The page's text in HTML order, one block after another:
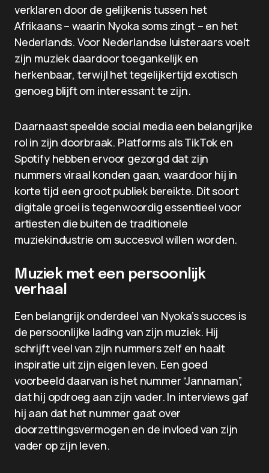
verklaren door de gelijkenis tussen het
Afrikaans – waarin Nyoka soms zingt – en het
Nederlands. Voor Nederlandse luisteraars voelt
zijn muziek daardoor toegankelijk en
herkenbaar, terwijl het tegelijkertijd exotisch
genoeg blijft om interessant te zijn.
Daarnaast speelde social media een belangrijke
rol in zijn doorbraak. Platforms als TikTok en
Spotify hebben ervoor gezorgd dat zijn
nummers viraal konden gaan, waardoor hij in
korte tijd een groot publiek bereikte. Dit soort
digitale groei is tegenwoordig essentieel voor
artiesten die buiten de traditionele
muziekindustrie om succesvol willen worden.
Muziek met een persoonlijk
verhaal
Een belangrijk onderdeel van Nyoka’s succes is
de persoonlijke lading van zijn muziek. Hij
schrijft veel van zijn nummers zelf en haalt
inspiratie uit zijn eigen leven. Een goed
voorbeeld daarvan is het nummer “Jannaman”,
dat hij opdroeg aan zijn vader. In interviews gaf
hij aan dat het nummer gaat over
doorzettingsvermogen en de invloed van zijn
vader op zijn leven.